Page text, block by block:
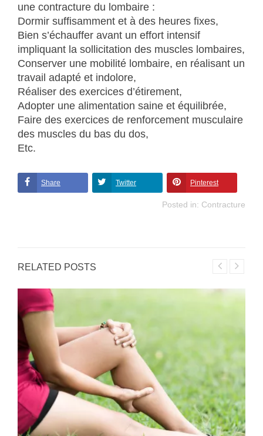
une contracture du lombaire :
Dormir suffisamment et à des heures fixes,
Bien s’échauffer avant un effort intensif
impliquant la sollicitation des muscles lombaires,
Conserver une mobilité lombaire, en réalisant un
travail adapté et indolore,
Réaliser des exercices d’étirement,
Adopter une alimentation saine et équilibrée,
Faire des exercices de renforcement musculaire
des muscles du bas du dos,
Etc.
Share Twitter Pinterest
Posted in: Contracture
RELATED POSTS